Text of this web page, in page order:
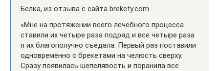
Белка, из отзыва с сайта brekety.com
«Мне на протяжении всего лечебного процесса
ставили их четыре раза подряд и все четыре раза
я их благополучно съедала. Первый раз поставили
одновременно с брекетами на челюсть сверху.
Сразу появилась шепелявость и поранила все